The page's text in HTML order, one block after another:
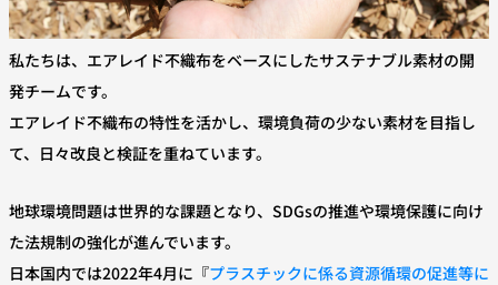
私たちは、エアレイド不織布をベースにしたサステナブル素材の開
発チームです。
エアレイド不織布の特性を活かし、環境負荷の少ない素材を目指し
て、日々改良と検証を重ねています。
地球環境問題は世界的な課題となり、SDGsの推進や環境保護に向け
た法規制の強化が進んでいます。
日本国内では2022年4月に『プラスチックに係る資源循環の促進等に